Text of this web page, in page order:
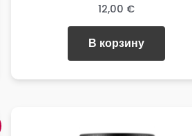
12,00 €
В корзину